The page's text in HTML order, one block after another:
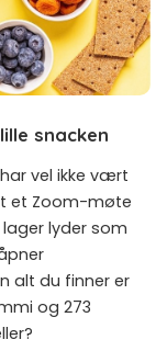
snacken
vel ikke vært
et Zoom-møte
lyder som
alt du finner er
og 273